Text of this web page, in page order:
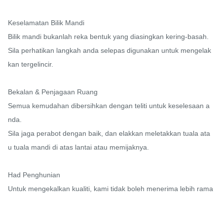
Keselamatan Bilik Mandi
Bilik mandi bukanlah reka bentuk yang diasingkan kering-basah.
Sila perhatikan langkah anda selepas digunakan untuk mengelak
kan tergelincir.
Bekalan & Penjagaan Ruang
Semua kemudahan dibersihkan dengan teliti untuk keselesaan a
nda.
Sila jaga perabot dengan baik, dan elakkan meletakkan tuala ata
u tuala mandi di atas lantai atau memijaknya.
Had Penghunian
Untuk mengekalkan kualiti, kami tidak boleh menerima lebih rama